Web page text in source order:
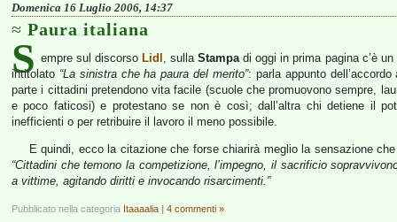
Domenica 16 Luglio 2006, 14:37
Paura italiana
S empre sul discorso Lidl , sullaStampadi oggi in prima pagina c’è
intitolato “La sinistra che ha paura del merito”: parla appunto
parte i cittadini pretendono vita facile (scuole che promuovono sempre,
e poco faticosi) e protestano se non è così; dall’altra chi detiene il
inefficienti o per retribuire il lavoro il meno possibile.
E quindi, ecco la citazione che forse chiarirà meglio la sensazione
“Cittadini che temono la competizione, l’impegno, il sacrificio
a vittime, agitando diritti e invocando risarcimenti.”
Pubblicato nella categoria Itaaaalia | 4 commenti »